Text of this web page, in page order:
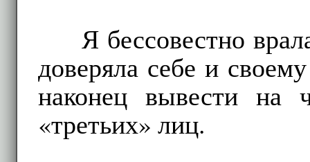
Я бессовестно
доверяла себе и
наконец вывести на
«третьих» лиц.